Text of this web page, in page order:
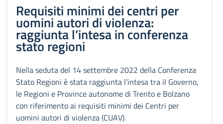
Requisiti minimi dei centri per
uomini autori di violenza:
raggiunta l’intesa in conferenza
stato regioni
Nella seduta del 14 settembre 2022 della Conferenza
Stato Regioni è stata raggiunta l’intesa tra il Governo,
le Regioni e Province autonome di Trento e Bolzano
con riferimento ai requisiti minimi dei Centri per
uomini autori di violenza (CUAV).